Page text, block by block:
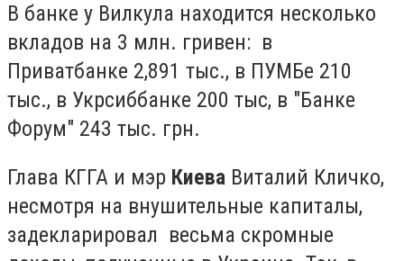
В банке у Вилкула находится несколько
вкладов на 3 млн. гривен: в
Приватбанке 2,891 тыс., в ПУМБе 210
тыс., в Укрсиббанке 200 тыс, в "Банке
Форум" 243 тыс. грн.
Глава КГГА и мэр Киева Виталий Кличко,
несмотря на внушительные капиталы,
задекларировал весьма скромные